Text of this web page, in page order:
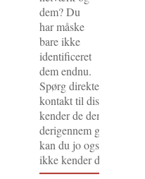
dem? Du
har måske
bare ikke
identificeret
dem endnu.
Spørg direkte og
kontakt til disse
kender de dem ikke
derigennem give dig
kan du jo også prøve
ikke kender dem.